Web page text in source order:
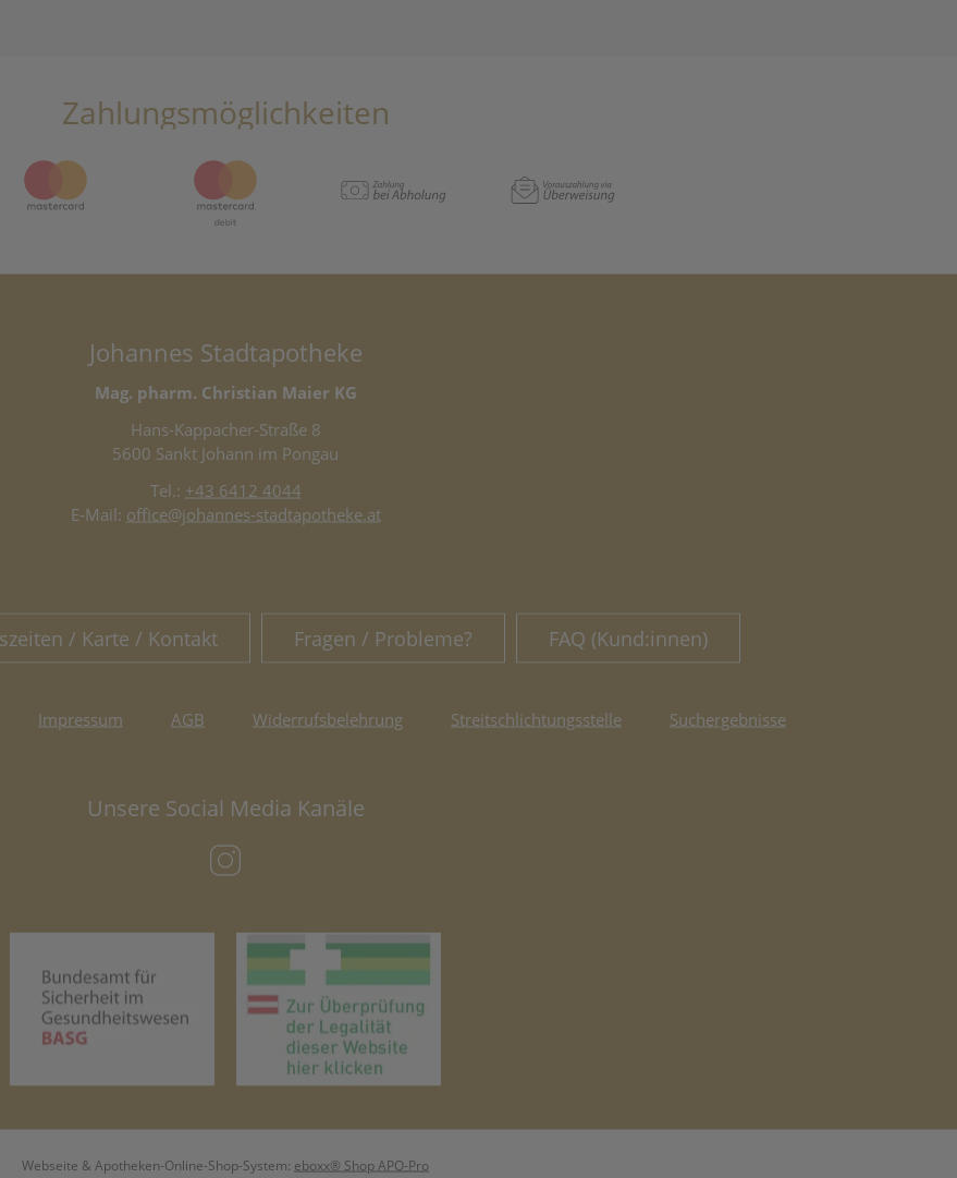
Zahlungsmöglichkeiten
Johannes Stadtapotheke
Mag. pharm. Christian Maier KG
Hans-Kappacher-Straße 8
5600 Sankt Johann im Pongau
Tel.: +43 6412 4044
E-Mail: office@johannes-stadtapotheke.at
/ Karte / Kontakt Fragen / Probleme? FAQ (Kund:innen)
Impressum AGB Widerrufsbelehrung Streitschlichtungsstelle Suchergebnisse
Unsere Social Media Kanäle
(öffnet in neuem Tab)
Webseite & Apotheken-Online-Shop-System: eboxx® Shop APO-Pro